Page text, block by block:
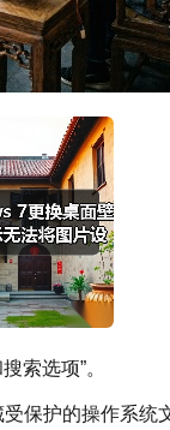
索选项”。
保护的操作系统